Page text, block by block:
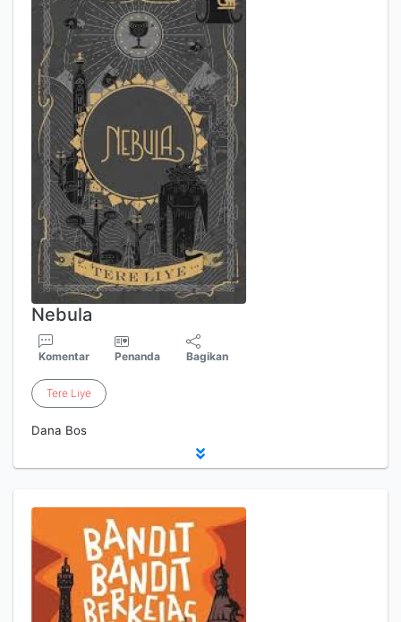
Nebula
Komentar Penanda Bagikan
Tere Liye
Dana Bos